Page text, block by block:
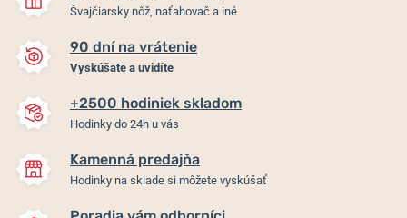
Švajčiarsky nôž, naťahovač a iné
90 dní na vrátenie
Vyskúšate a uvidíte
+2500 hodiniek skladom
Hodinky do 24h u vás
Kamenná predajňa
Hodinky na sklade si môžete vyskúšať